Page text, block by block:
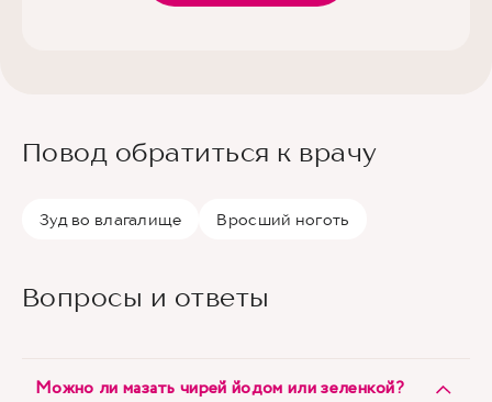
Повод обратиться к врачу
Зуд во влагалище Вросший ноготь
Вопросы и ответы
Можно ли мазать чирей йодом или зеленкой?